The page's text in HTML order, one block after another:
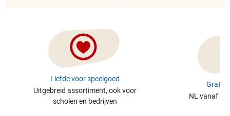
Liefde voor speelgoed
Uitgebreid assortiment, ook voor
scholen en bedrijven
Gratis
NL vanaf